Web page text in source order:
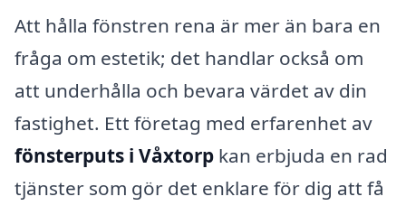
Att hålla fönstren rena är mer än bara en
fråga om estetik; det handlar också om
att underhålla och bevara värdet av din
fastighet. Ett företag med erfarenhet av
fönsterputs i Våxtorp kan erbjuda en rad
tjänster som gör det enklare för dig att få